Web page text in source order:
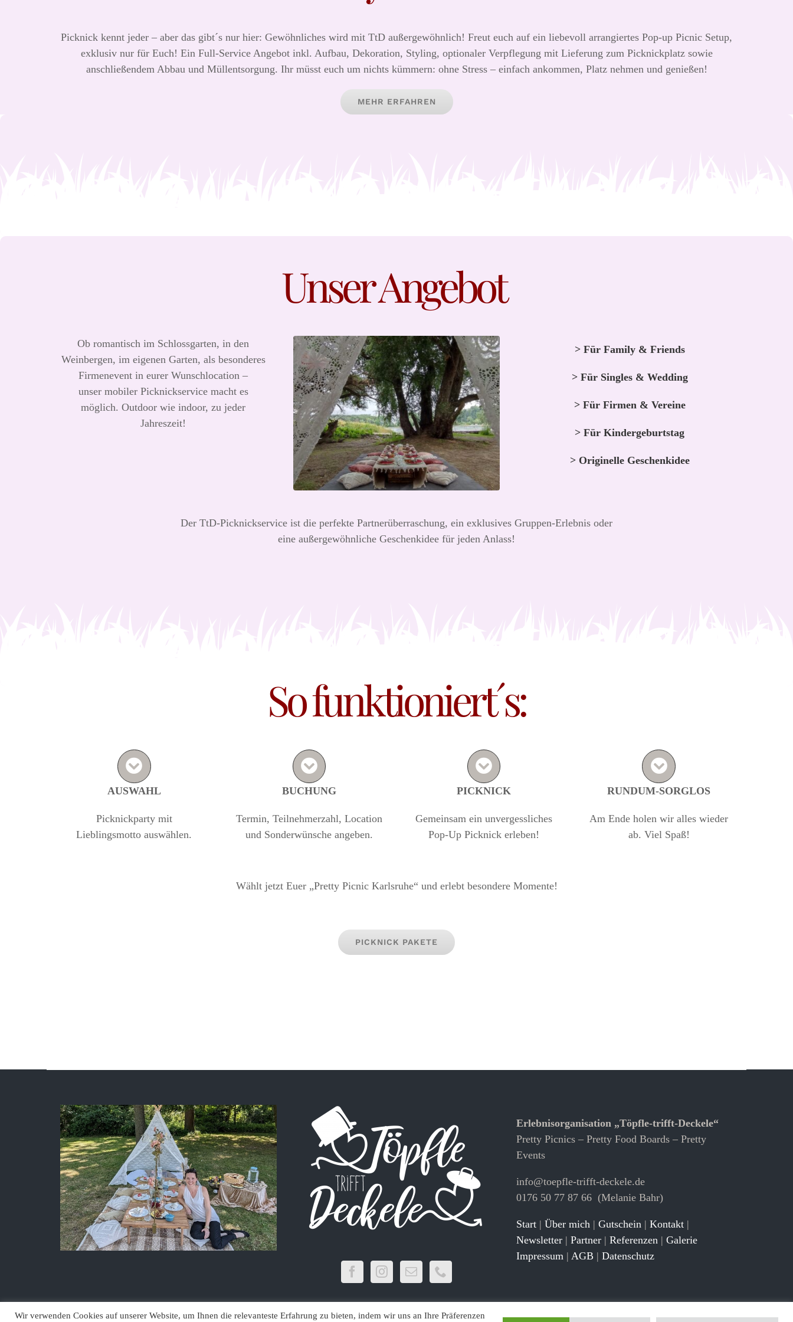
Picknick kennt jeder – aber das gibt´s nur hier: Gewöhnliches wird mit TtD außergewöhnlich! Freut euch auf ein liebevoll arrangiertes Pop-up Picnic Setup,
exklusiv nur für Euch! Ein Full-Service Angebot inkl. Aufbau, Dekoration, Styling, optionaler Verpflegung mit Lieferung zum Picknickplatz sowie
anschließendem Abbau und Müllentsorgung. Ihr müsst euch um nichts kümmern: ohne Stress – einfach ankommen, Platz nehmen und genießen!
MEHR ERFAHREN
Unser Angebot
Ob romantisch im Schlossgarten, in den
Weinbergen, im eigenen Garten, als besonderes
Firmenevent in eurer Wunschlocation –
unser mobiler Picknickservice macht es
möglich. Outdoor wie indoor, zu jeder
Jahreszeit!
> Für Family & Friends
> Für Singles & Wedding
> Für Firmen & Vereine
> Für Kindergeburtstag
> Originelle Geschenkidee
Der TtD-Picknickservice ist die perfekte Partnerüberraschung, ein exklusives Gruppen-Erlebnis oder
eine außergewöhnliche Geschenkidee für jeden Anlass!
So funktioniert´s:
AUSWAHL
Picknickparty mit
Lieblingsmotto auswählen.
BUCHUNG
Termin, Teilnehmerzahl, Location
und Sonderwünsche angeben.
PICKNICK
Gemeinsam ein unvergessliches
Pop-Up Picknick erleben!
RUNDUM-SORGLOS
Am Ende holen wir alles wieder
ab. Viel Spaß!
Wählt jetzt Euer „Pretty Picnic Karlsruhe“ und erlebt besondere Momente!
PICKNICK PAKETE
Erlebnisorganisation „Töpfle-trifft-Deckele“
Pretty Picnics – Pretty Food Boards – Pretty
Events
info@toepfle-trifft-deckele.de
0176 50 77 87 66 (Melanie Bahr)
Start |Über mich |Gutschein |Kontakt |
Newsletter |Partner |Referenzen |Galerie
Impressum | AGB |Datenschutz
Wir verwenden Cookies auf unserer Website, um Ihnen die relevanteste Erfahrung zu bieten, indem wir uns an Ihre Präferenzen